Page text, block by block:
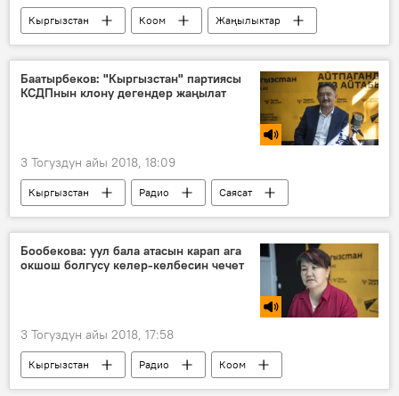
Кыргызстан Коом
Жаңылыктар
акча
мамлекеттик кызматкер
пенсионер
пенсия
Баатырбеков: "Кыргызстан" партиясы
КСДПнын клону дегендер жаңылат
3 Тогуздун айы 2018, 18:09
Кыргызстан Радио
Саясат
Алмазбек Баатырбеков
саясий партиялар
депутаттар
Бообекова: уул бала атасын карап ага
окшош болгусу келер-келбесин чечет
3 Тогуздун айы 2018, 17:58
Кыргызстан Радио
Коом
ата-эне
психология тарбия